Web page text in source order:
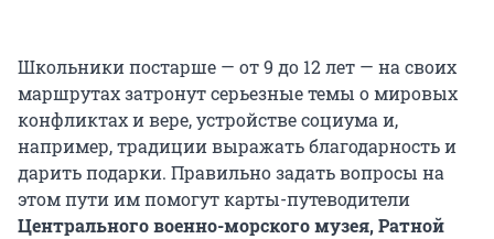
Школьники постарше — от 9 до 12 лет — на своих
маршрутах затронут серьезные темы о мировых
конфликтах и вере, устройстве социума и,
например, традиции выражать благодарность и
дарить подарки. Правильно задать вопросы на
этом пути им помогут карты-путеводители
Центрального военно-морского музея, Ратной